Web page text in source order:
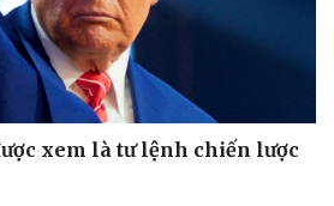
xem là tư lệnh chiến lược